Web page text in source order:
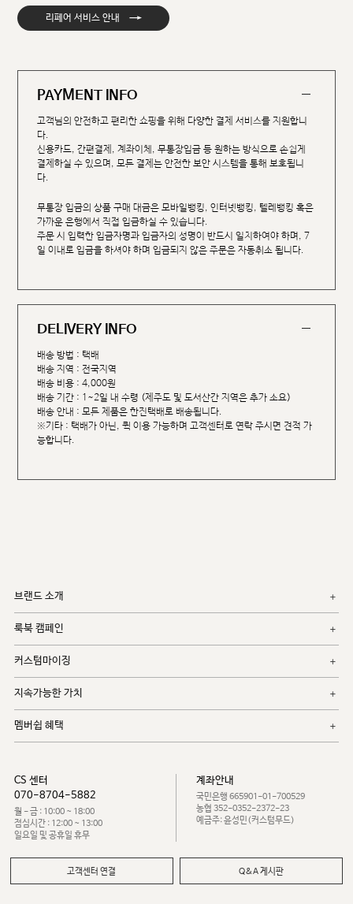
리페어 서비스 안내 →
PAYMENT INFO
고객님의 안전하고 편리한 쇼핑을 위해 다양한 결제 서비스를 지원합니
다.
신용카드, 간편결제, 계좌이체, 무통장입금 등 원하는 방식으로 손쉽게
결제하실 수 있으며, 모든 결제는 안전한 보안 시스템을 통해 보호됩니
다.
무통장 입금의 상품 구매 대금은 모바일뱅킹, 인터넷뱅킹, 텔레뱅킹 혹은
가까운 은행에서 직접 입금하실 수 있습니다.
주문 시 입력한 입금자명과 입금자의 성명이 반드시 일치하여야 하며, 7
일 이내로 입금을 하셔야 하며 입금되지 않은 주문은 자동취소 됩니다.
DELIVERY INFO
배송 방법 : 택배
배송 지역 : 전국지역
배송 비용 : 4,000원
배송 기간 : 1~2일 내 수령 (제주도 및 도서산간 지역은 추가 소요)
배송 안내 : 모든 제품은 한진택배로 배송됩니다.
※기타 : 택배가 아닌, 퀵 이용 가능하며 고객센터로 연락 주시면 견적 가
능합니다.
브랜드 소개
룩북 캠페인
커스텀마이징
지속가능한 가치
멤버쉽 혜택
CS 센터
070-8704-5882
월 - 금 : 10:00 ~ 18:00
점심시간 : 12:00 ~ 13:00
일요일 및 공휴일 휴무
계좌안내
국민은행 665901-01-700529
농협 352-0352-2372-23
예금주: 윤성민(커스텀무드)
고객센터 연결 Q&A 게시판